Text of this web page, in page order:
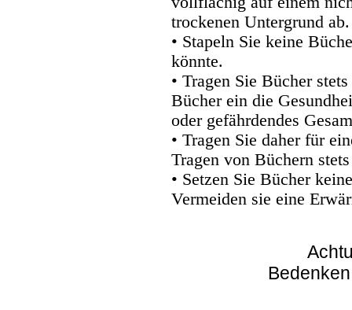
trockenen Untergrund ab.
• Stapeln Sie keine
könnte.
• Tragen Sie Bücher
Bücher ein die
oder gefährdendes
• Tragen Sie daher für
Tragen von Büchern
• Setzen Sie Bücher
Vermeiden sie eine